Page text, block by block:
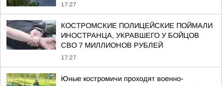
17:27
КОСТРОМСКИЕ ПОЛИЦЕЙСКИЕ ПОЙМАЛИ
ИНОСТРАНЦА, УКРАВШЕГО У БОЙЦОВ
СВО 7 МИЛЛИОНОВ РУБЛЕЙ
17:27
Юные костромичи проходят военно-